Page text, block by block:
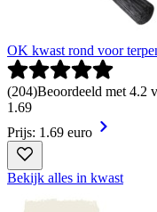
OK kwast rond voor
(204)Beoordeeld met 4.2
1.69
Prijs: 1.69 euro
Bekijk alles in kwast